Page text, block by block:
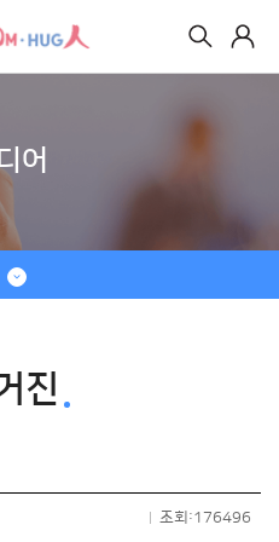
어
진
조회:176496